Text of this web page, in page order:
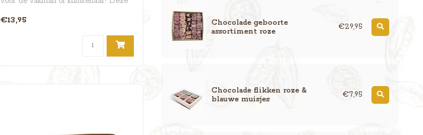
€13,95
Chocolade geboorte
assortiment roze
€29,95
Chocolade flikken roze &
blauwe muisjes
€7,95